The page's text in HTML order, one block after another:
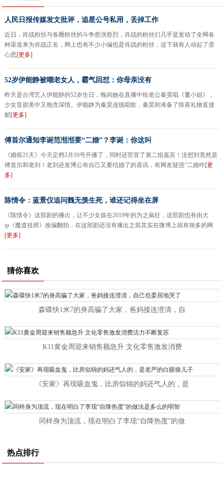
人民日报传媒发文批评，追星公号私用，丢掉工作
近日，肖战粉丝与各圈粉丝的斗争愈演愈烈，肖战的粉丝们几乎是发动了全网各
种渠道来为肖战正名，网上也有不少小编也是肖战的粉丝，这下就有人动起了歪
心思[更多]
52岁伊能静被嘲老女人，霸气回怼：你母亲没有
昨天是台湾艺人伊能静的52岁生日，晚间她在直播中给老公秦昊唱《董小姐》，
少女音甜美中又饱含深情。伊能静为秦昊连线唱歌，秦昊则准备了惊喜礼物直接
邮[更多]
傅首尔通知李诞范湉湉要“二婚”？李诞：你这叫
《婚前21天》今天定档3月10号开播了，同时还官宣了第二组嘉宾！没想到竟然是
傅首尔和老刘！老刘还发博公布自己又要结婚了的喜讯，有网友疑惑“二婚咋[更
多]
陈情令：蓝景仪追问魏无羡生死，谁还记得坐在屏
《陈情令》这部剧的播出，让不少女孩在2019年的为之疯狂，这部剧也有由大
ip《魔道祖师》改编翻拍，在这部剧还没有播出之前其实在微博上就有很多的网
[更多]
猜你喜欢
森碟快1米7的身高骗了大家，爸妈接连澄清，自
K11黄金周迎来销售额急升 文化零售激发消费
《安家》再现吸血鬼，比房似锦的妈还气人的，是
同样身为顶流，现在明白了李现“自降热度”的做
热点排行